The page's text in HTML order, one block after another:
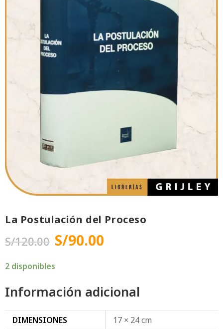
La Postulación del Proceso
S/120.00 S/90.00
2 disponibles
Información adicional
DIMENSIONES
17 × 24 cm